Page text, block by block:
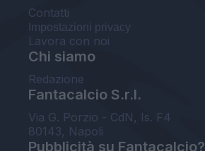
Contatti
Impostazioni privacy
Lavora con noi
Chi siamo
Redazione
Fantacalcio S.r.l.
Via G. Porzio - CdN, Is. F4
80143, Napoli
Pubblicità su Fantacalcio?